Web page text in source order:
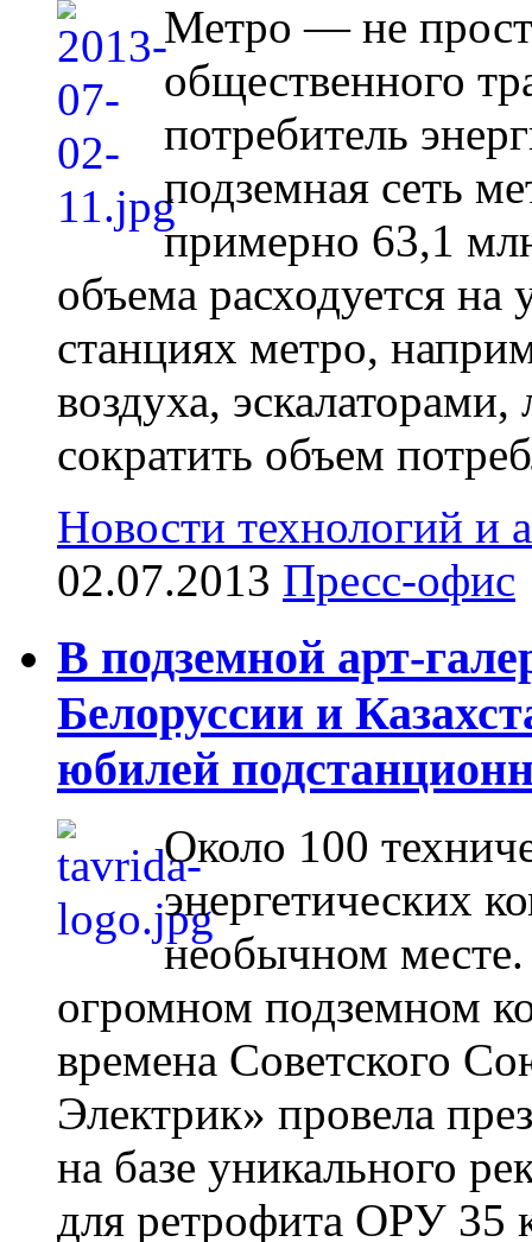
Метро — не
общественного
потребитель
подземная сеть
примерно 63,1
объема расходуется
станциях метро,
воздуха,
сократить объем
Новости технологий и
02.07.2013 Пресс-офис
В подземной арт-
Белоруссии и
юбилей
Около 100
энергетических
необычном
огромном подземном
времена Советского
Электрик» провела
на базе уникального
для ретрофита ОРУ 35